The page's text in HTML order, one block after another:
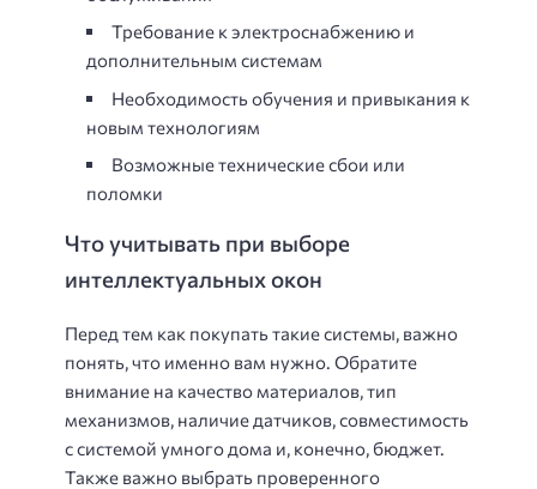
Требование к электроснабжению и
дополнительным системам
Необходимость обучения и привыкания к
новым технологиям
Возможные технические сбои или
поломки
Что учитывать при выборе
интеллектуальных окон
Перед тем как покупать такие системы, важно
понять, что именно вам нужно. Обратите
внимание на качество материалов, тип
механизмов, наличие датчиков, совместимость
с системой умного дома и, конечно, бюджет.
Также важно выбрать проверенного